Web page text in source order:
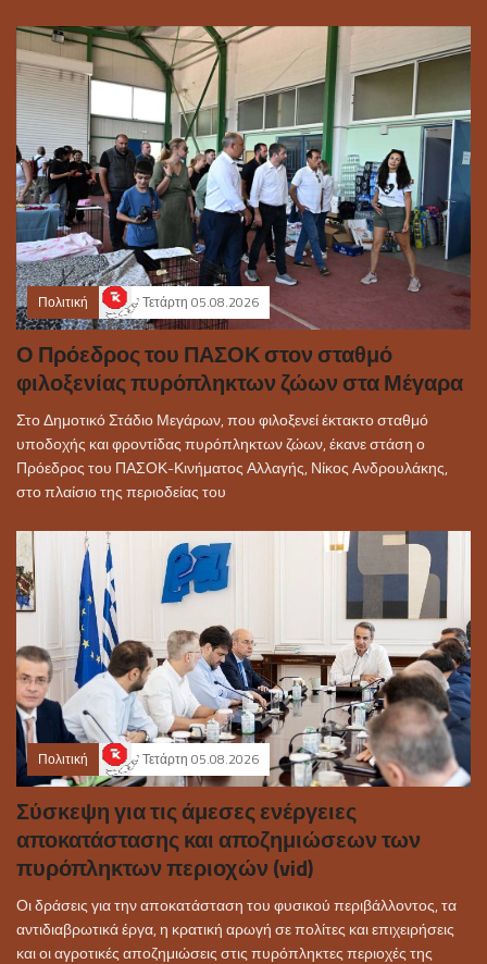
Πολιτική Τετάρτη 05.08.2026
Ο Πρόεδρος του ΠΑΣΟΚ στον σταθμό
φιλοξενίας πυρόπληκτων ζώων στα Μέγαρα
Στο Δημοτικό Στάδιο Μεγάρων, που φιλοξενεί έκτακτο σταθμό
υποδοχής και φροντίδας πυρόπληκτων ζώων, έκανε στάση ο
Πρόεδρος του ΠΑΣΟΚ-Κινήματος Αλλαγής, Νίκος Ανδρουλάκης,
στο πλαίσιο της περιοδείας του
Πολιτική Τετάρτη 05.08.2026
Σύσκεψη για τις άμεσες ενέργειες
αποκατάστασης και αποζημιώσεων των
πυρόπληκτων περιοχών (vid)
Οι δράσεις για την αποκατάσταση του φυσικού περιβάλλοντος, τα
αντιδιαβρωτικά έργα, η κρατική αρωγή σε πολίτες και επιχειρήσεις
και οι αγροτικές αποζημιώσεις στις πυρόπληκτες περιοχές της